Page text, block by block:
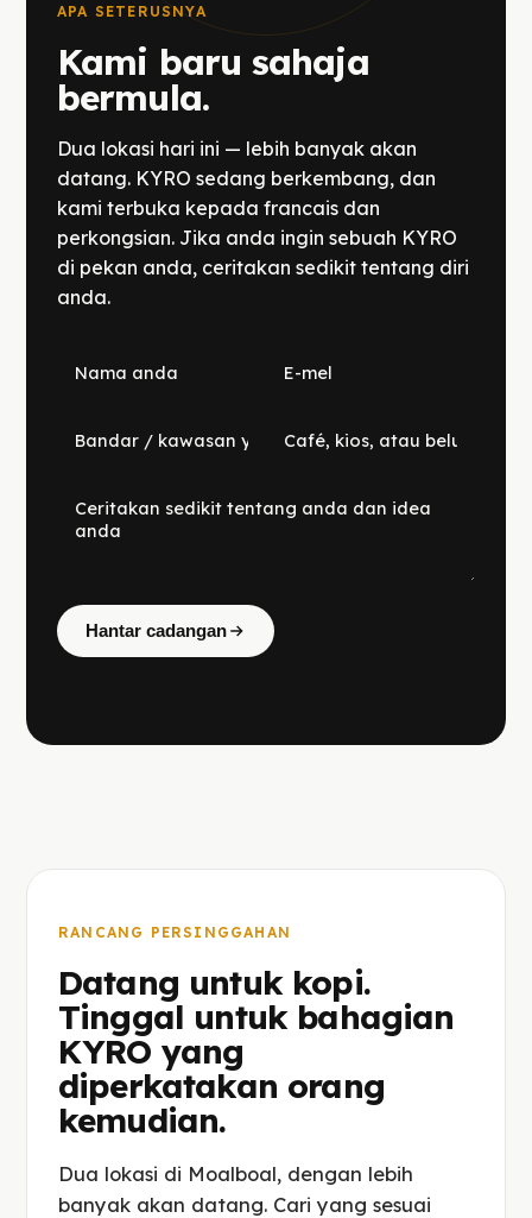
APA SETERUSNYA
Kami baru sahaja
bermula.
Dua lokasi hari ini — lebih banyak akan
datang. KYRO sedang berkembang, dan
kami terbuka kepada francais dan
perkongsian. Jika anda ingin sebuah KYRO
di pekan anda, ceritakan sedikit tentang diri
anda.
Hantar cadangan
RANCANG PERSINGGAHAN
Datang untuk kopi.
Tinggal untuk bahagian
KYRO yang
diperkatakan orang
kemudian.
Dua lokasi di Moalboal, dengan lebih
banyak akan datang. Cari yang sesuai